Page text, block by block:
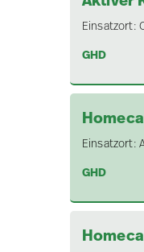
Einsatzort:
GHD
Einsatzort:
GHD